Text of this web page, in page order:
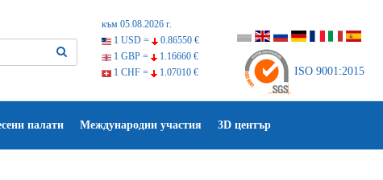
към 05.08.2026 г.
1 USD =
0.86550 €
1 GBP =
1.16660 €
1 CHF =
1.07010 € ISO 9001:2015
палати Международни участия 3D център